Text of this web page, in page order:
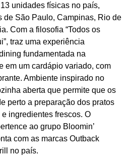
unidades físicas no país,
de São Paulo, Campinas, Rio de
Com a filosofia “Todos os
traz uma experiência
fundamentada na
em um cardápio variado, com
Ambiente inspirado no
aberta que permite que os
perto a preparação dos pratos
ingredientes frescos. O
ao grupo Bloomin’
com as marcas Outback
no país.